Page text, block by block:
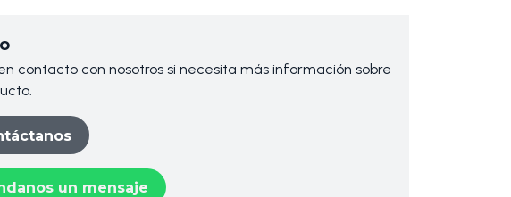
contacto con nosotros si necesita más información sobre
un mensaje